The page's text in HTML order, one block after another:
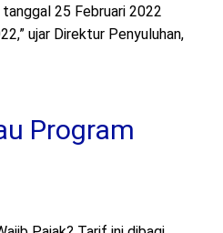
25 Februari 2022
ujar Direktur Penyuluhan,
Program